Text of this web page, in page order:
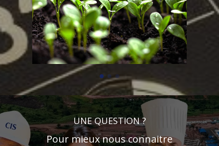
UNE QUESTION ?
Pour mieux nous connaitre